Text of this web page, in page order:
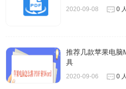
2020-09-08 0
推荐几款苹果电脑
具
2020-09-06 0